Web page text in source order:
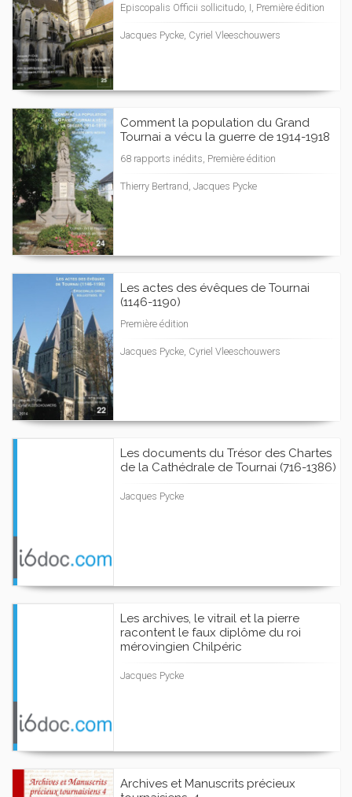
Episcopalis Officii sollicitudo, I, Première édition
Jacques Pycke, Cyriel Vleeschouwers
Comment la population du Grand
Tournai a vécu la guerre de 1914-1918
68 rapports inédits, Première édition
Thierry Bertrand, Jacques Pycke
Les actes des évêques de Tournai
(1146-1190)
Première édition
Jacques Pycke, Cyriel Vleeschouwers
Les documents du Trésor des Chartes
de la Cathédrale de Tournai (716-1386)
Jacques Pycke
Les archives, le vitrail et la pierre
racontent le faux diplôme du roi
mérovingien Chilpéric
Jacques Pycke
Archives et Manuscrits précieux